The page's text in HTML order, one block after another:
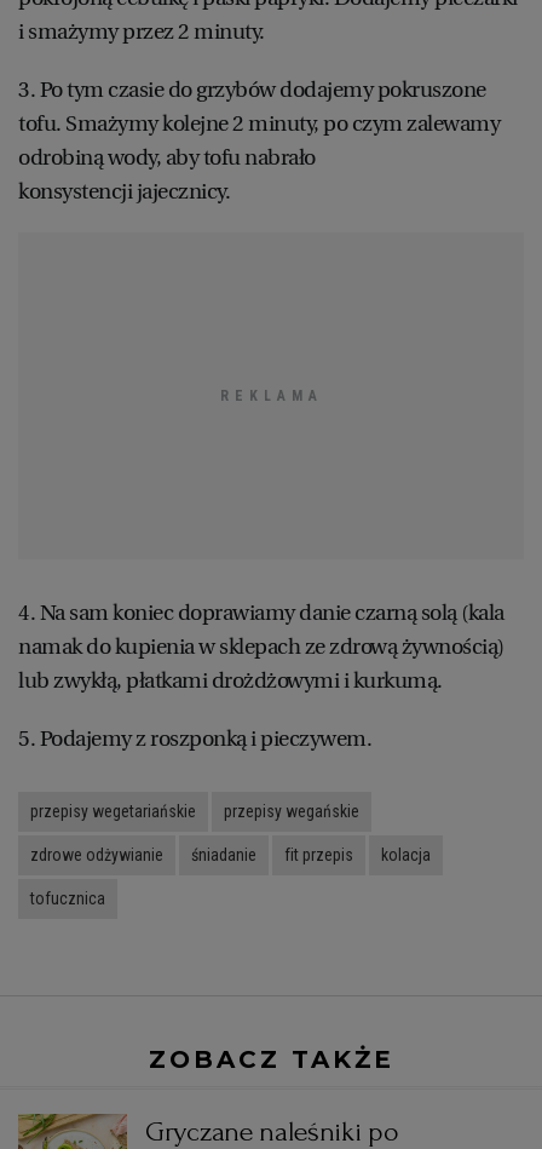
WROCŁAW
ZAKOPANE
ZIELONA GÓRA
i smażymy przez 2 minuty.
3. Po tym czasie do grzybów dodajemy pokruszone
tofu. Smażymy kolejne 2 minuty, po czym zalewamy
odrobiną wody, aby tofu nabrało
konsystencji jajecznicy.
4. Na sam koniec doprawiamy danie czarną solą (kala
namak do kupienia w sklepach ze zdrową żywnością)
lub zwykłą, płatkami drożdżowymi i kurkumą.
5. Podajemy z roszponką i pieczywem.
przepisy wegetariańskie przepisy wegańskie
zdrowe odżywianie śniadanie fit przepis kolacja
tofucznica
ZOBACZ TAKŻE
Gryczane naleśniki po